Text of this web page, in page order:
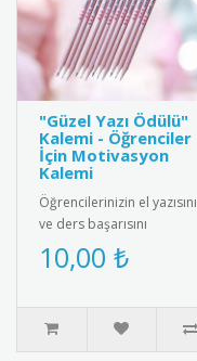
"Güzel Yazı Ödülü"
Kalemi - Öğrenciler
İçin Motivasyon
Kalemi
Öğrencilerinizin el yazısını
ve ders başarısını
ödüllendirmek için
mükemmel bir seçenek!
10,00 ₺